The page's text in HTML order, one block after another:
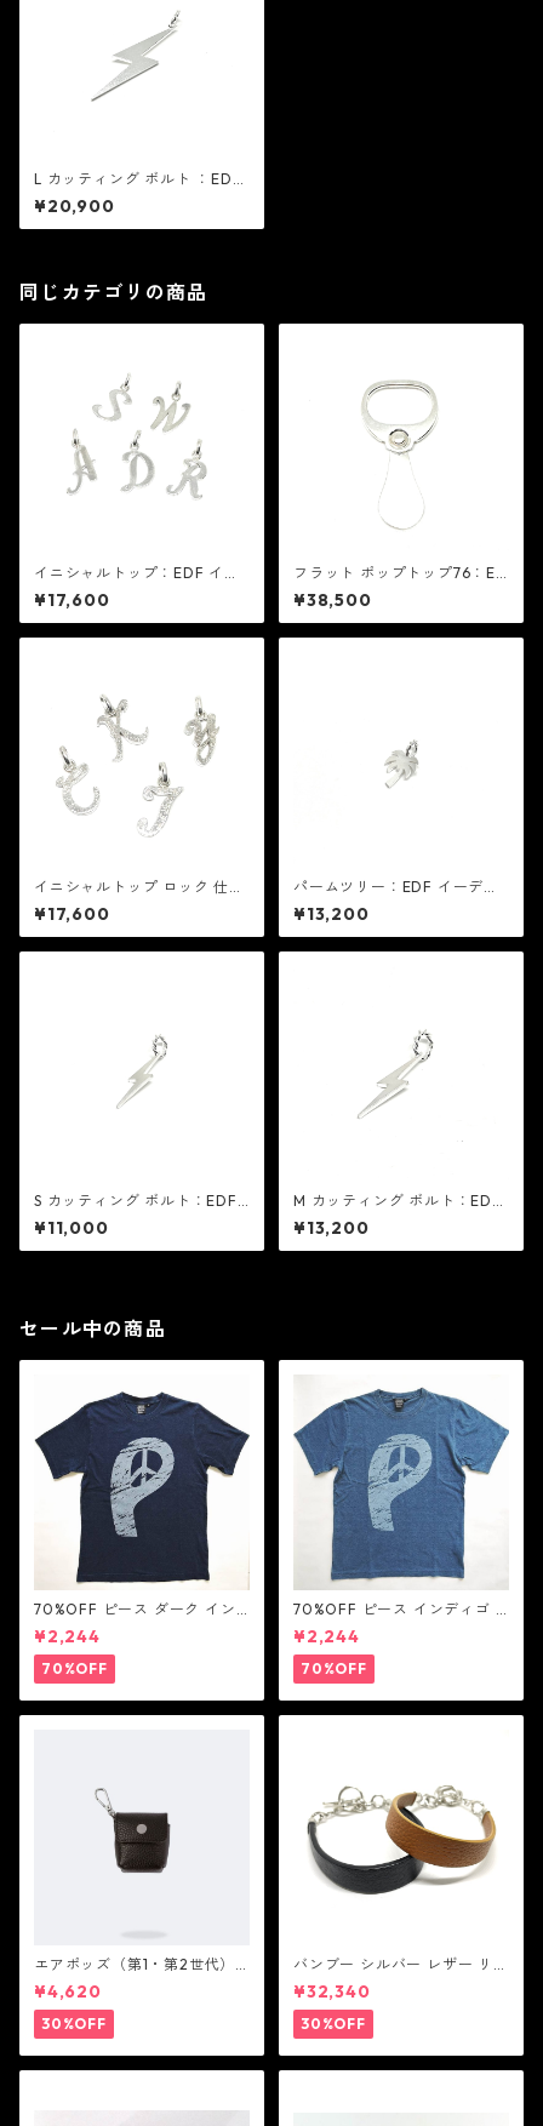
L カッティング ボルト ：EDF
イーディーエフ
¥20,900
同じカテゴリの商品
イニシャルトップ：EDF イー
ディーエフ
¥17,600
フラット ポップトップ76：ED
F イーディーエフ
¥38,500
イニシャルトップ ロック 仕上
げ：EDF イーディーエフ
¥17,600
パームツリー：EDF イーディ
ーエフ
¥13,200
S カッティング ボルト：EDF
イーディーエフ
¥11,000
M カッティング ボルト：EDF
イーディーエフ
¥13,200
セール中の商品
70%OFF ピース ダーク イン
ディゴ Tシャツ：LOVE N' PEA
CE N' ROCK ' ROLL ラブ ン
ピース ン ロック ン ロール
¥2,244
70%OFF
70%OFF ピース インディゴ T
シャツ：LOVE N' PEACE N' R
OCK ' ROLL ラブ ン ピース ン
ロック ン ロール
¥2,244
70%OFF
エアポッズ（第1・第2世代）
ポーチ：BANDOLIER バンド
リヤー
¥4,620
30%OFF
バンブー シルバー レザー リン
ク ステーション ブレスレッ
ト：JOHN HARDY ジョン ハ
ーディー
¥32,340
30%OFF